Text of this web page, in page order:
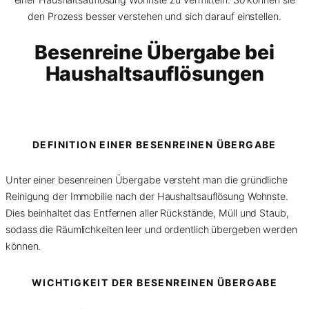
den Prozess besser verstehen und sich darauf einstellen.
Besenreine Übergabe bei
Haushaltsauflösungen
DEFINITION EINER BESENREINEN ÜBERGABE
Unter einer besenreinen Übergabe versteht man die gründliche
Reinigung der Immobilie nach der Haushaltsauflösung Wohnste.
Dies beinhaltet das Entfernen aller Rückstände, Müll und Staub,
sodass die Räumlichkeiten leer und ordentlich übergeben werden
können.
WICHTIGKEIT DER BESENREINEN ÜBERGABE